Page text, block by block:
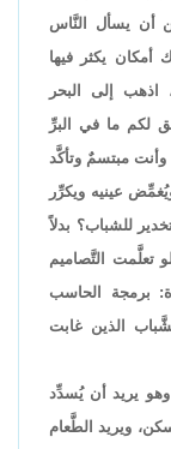
أن يسأل النَّاس
أمكان يكثر فيها
إلى البحر
لكم ما في البرِّ
وأنت مبتسمٌ وتأكَّد
عينيه ويكرِّر
للشباب؟ بدلاً
تعلَّمت التَّصاميم
برمجة الحاسب
الذين غابت
يريد أن يُسدِّد
ويريد الطَّعام